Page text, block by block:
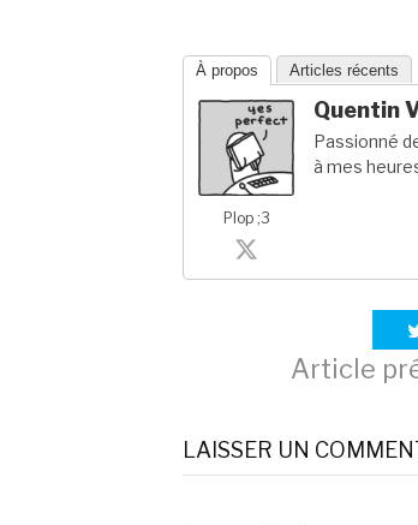
À propos Articles récents
Plop ;3
Quentin
Passionné
à mes
Lire
la
Article
LAISSER UN